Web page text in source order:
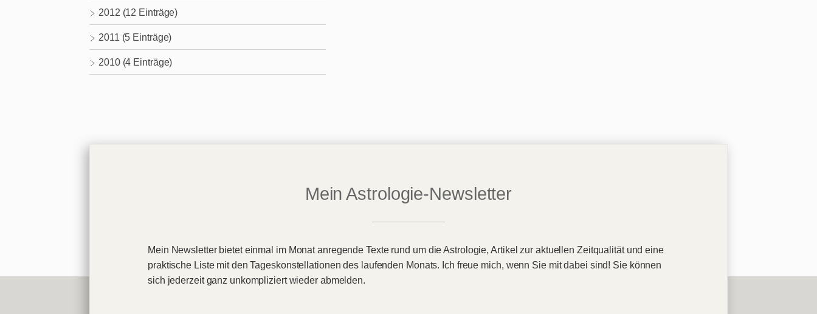
2012 (12 Einträge)
2011 (5 Einträge)
2010 (4 Einträge)
Mein Astrologie-Newsletter
Mein Newsletter bietet einmal im Monat anregende Texte rund um die Astrologie, Artikel zur aktuellen Zeitqualität und eine
praktische Liste mit den Tageskonstellationen des laufenden Monats. Ich freue mich, wenn Sie mit dabei sind! Sie können
sich jederzeit ganz unkompliziert wieder abmelden.